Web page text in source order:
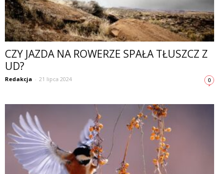
CZY JAZDA NA ROWERZE SPAŁA TŁUSZCZ Z
UD?
Redakcja - 21 lipca 2024 0